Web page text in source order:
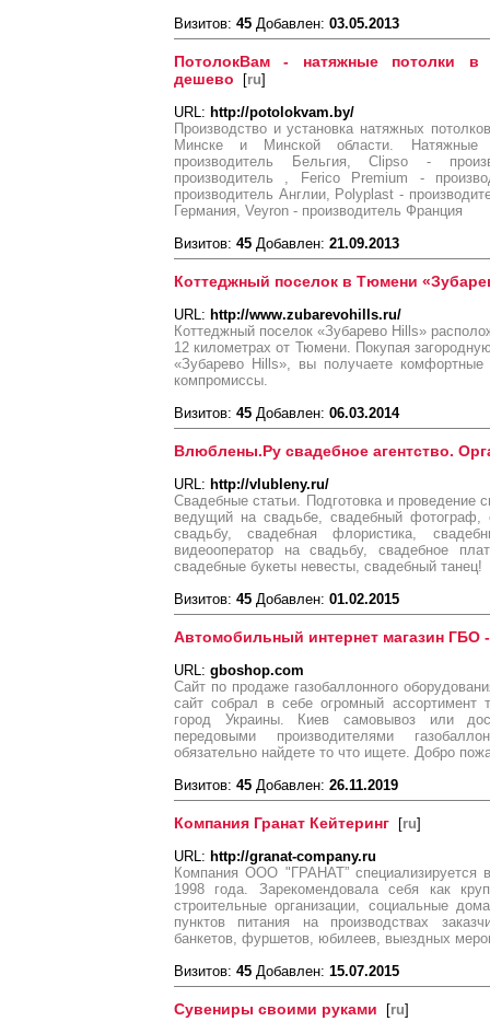
Визитов: 45 Добавлен: 03.05.2013
ПотолокВам - натяжные потолки
дешево [ru]
URL: http://potolokvam.by/
Производство и установка натяжных
Минске и Минской области. Натяжные
производитель Бельгия, Clipso -
производитель , Ferico Premium -
производитель Англии, Polyplast -
Германия, Veyron - производитель Франция
Визитов: 45 Добавлен: 21.09.2013
Коттеджный поселок в Тюмени
URL: http://www.zubarevohills.ru/
Коттеджный поселок «Зубарево Hills»
12 километрах от Тюмени. Покупая
«Зубарево Hills», вы получаете
компромиссы.
Визитов: 45 Добавлен: 06.03.2014
Влюблены.Ру свадебное агентство.
URL: http://vlubleny.ru/
Свадебные статьи. Подготовка и проведение
ведущий на свадьбе, свадебный фотограф,
свадьбу, свадебная флористика,
видеооператор на свадьбу, свадебное
свадебные букеты невесты, свадебный танец!
Визитов: 45 Добавлен: 01.02.2015
Автомобильный интернет магазин ГБО
URL: gboshop.com
Сайт по продаже газобаллонного
сайт собрал в себе огромный
город Украины. Киев самовывоз или
передовыми производителями
обязательно найдете то что ищете. Добро
Визитов: 45 Добавлен: 26.11.2019
Компания Гранат Кейтеринг [ru]
URL: http://granat-company.ru
Компания ООО "ГРАНАТ” специализируется
1998 года. Зарекомендовала себя как
строительные организации, социальные
пунктов питания на производствах
банкетов, фуршетов, юбилеев, выездных
Визитов: 45 Добавлен: 15.07.2015
Сувениры своими руками [ru]